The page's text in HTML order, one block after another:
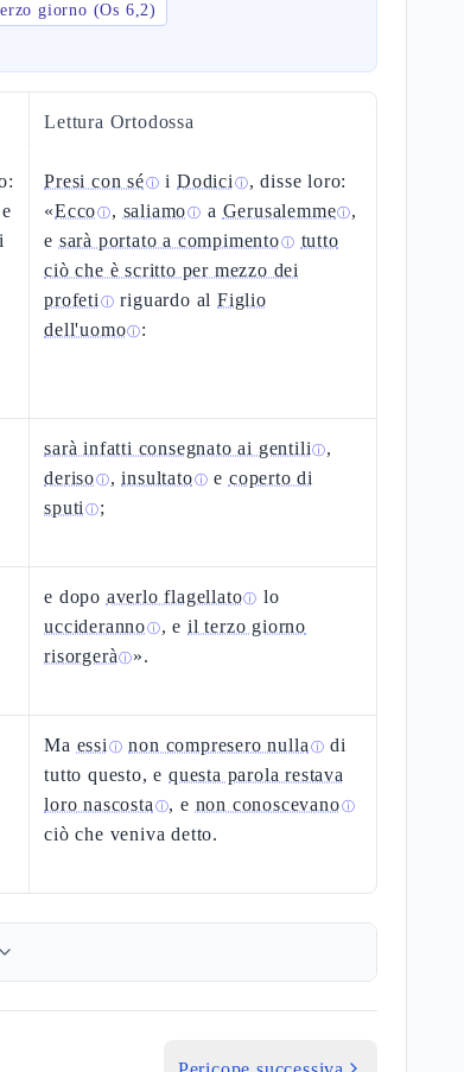
giorno (Os 6,2)
Lettura Ortodossa
Presi con séⓘ iDodici ⓘ, disse loro:
«Eccoⓘ, saliamoⓘ a Gerusalemmeⓘ,
e sarà portato a compimentoⓘ tutto
ciò che è scritto per mezzo dei
profeti ⓘ riguardo alFiglio
dell'uomoⓘ:
sarà infatti consegnato ai gentili ⓘ,
derisoⓘ,insultatoⓘ e coperto di
sputi ⓘ;
e dopo averlo flagellatoⓘ lo
ucciderannoⓘ, eil terzo giorno
risorgerà ⓘ».
Ma essi ⓘ non compresero nulla ⓘ di
tutto questo, equesta parola restava
loro nascosta ⓘ, e non conoscevanoⓘ
ciò che veniva detto.